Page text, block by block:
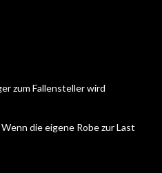
zum Fallensteller wird
die eigene Robe zur Last